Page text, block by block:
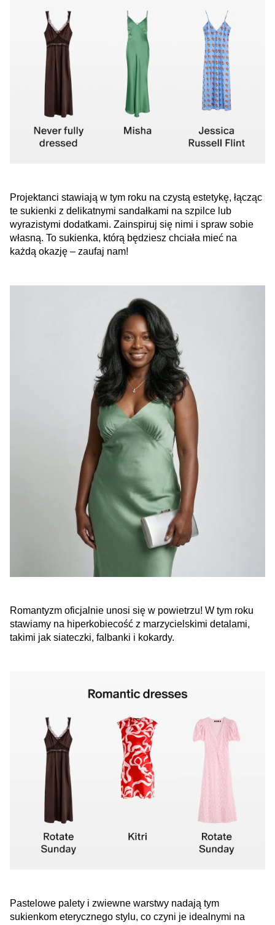
Projektanci stawiają w tym roku na czystą estetykę, łącząc
te sukienki z delikatnymi sandałkami na szpilce lub
wyrazistymi dodatkami. Zainspiruj się nimi i spraw sobie
własną. To sukienka, którą będziesz chciała mieć na
każdą okazję – zaufaj nam!
Romantyzm oficjalnie unosi się w powietrzu! W tym roku
stawiamy na hiperkobiecość z marzycielskimi detalami,
takimi jak siateczki, falbanki i kokardy.
Pastelowe palety i zwiewne warstwy nadają tym
sukienkom eterycznego stylu, co czyni je idealnymi na